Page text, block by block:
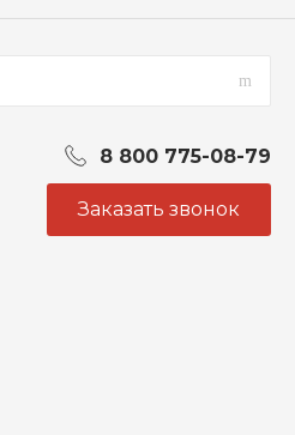
8 800 775-08-79
Заказать звонок